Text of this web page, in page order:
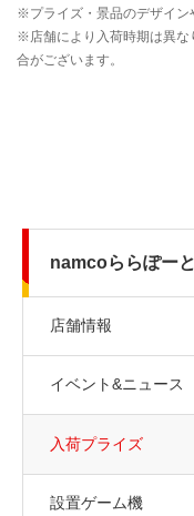
namcoららぽー
店舗情報
イベント&ニュース
入荷プライズ
設置ゲーム機